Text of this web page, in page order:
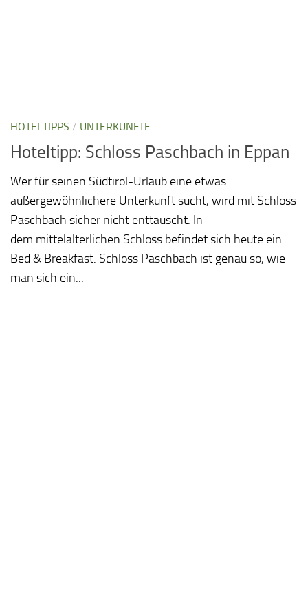
HOTELTIPPS / UNTERKÜNFTE
Hoteltipp: Schloss Paschbach in Eppan
Wer für seinen Südtirol-Urlaub eine etwas
außergewöhnlichere Unterkunft sucht, wird mit Schloss
Paschbach sicher nicht enttäuscht. In
dem mittelalterlichen Schloss befindet sich heute ein
Bed & Breakfast. Schloss Paschbach ist genau so, wie
man sich ein...